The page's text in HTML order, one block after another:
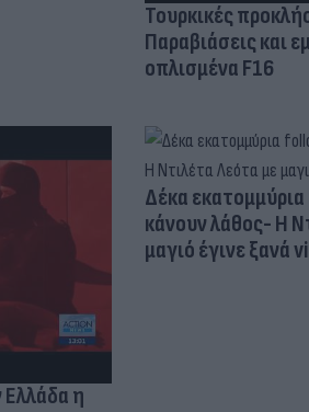
Τουρκικές
Παραβιάσεις και
οπλισμένα F16
η
Δέκα
κάνουν λάθος- Η
μαγιό έγινε ξανά